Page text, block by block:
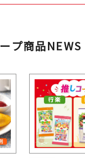
プ商品NEWS